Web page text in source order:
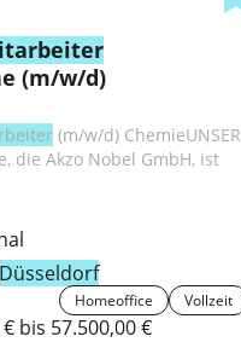
(m/w/d)
(m/w/d) ChemieUNSER
die Akzo Nobel GmbH, ist
Düsseldorf
Homeoffice Vollzeit
bis 57.500,00 €